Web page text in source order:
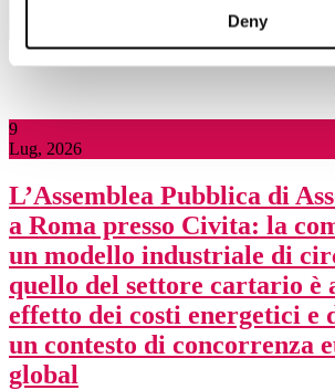
Deny
9
Lug, 2026
L’Assemblea Pubblica di
a Roma presso Civita: la
un modello industriale di
quello del settore cartario è
effetto dei costi energetici e
un contesto di concorrenza
global